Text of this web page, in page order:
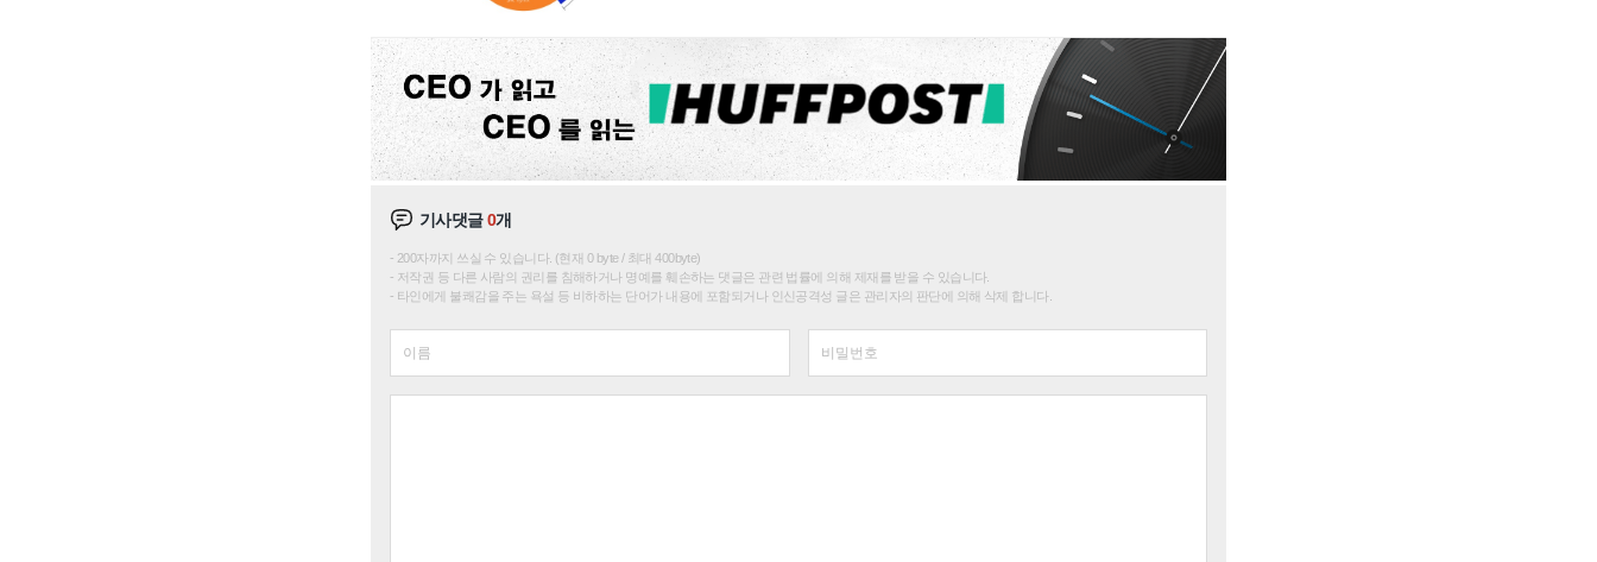
기사댓글0개
200자까지 쓰실 수 있습니다. (현재 0 byte / 최대 400byte)
저작권 등 다른 사람의 권리를 침해하거나 명예를 훼손하는 댓글은 관련 법률에 의해 제재를 받을 수 있습니다.
타인에게 불쾌감을 주는 욕설 등 비하하는 단어가 내용에 포함되거나 인신공격성 글은 관리자의 판단에 의해 삭제 합니다.